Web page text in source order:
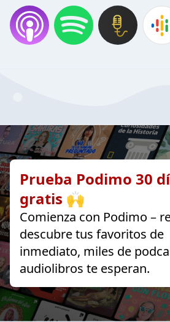
Prueba Podimo 30
gratis 🙌
Comienza con Podimo –
descubre tus favoritos de
inmediato, miles de
audiolibros te esperan.